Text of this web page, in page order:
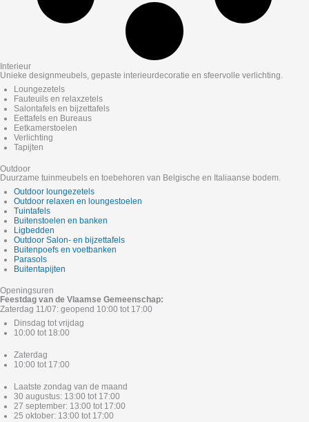
Interieur
Unieke designmeubels, gepaste interieurdecoratie en sfeervolle verlichting.
Loungezetels
Fauteuils en relaxzetels
Salontafels en bijzettafels
Eettafels en Bureaus
Eetkamerstoelen
Verlichting
Tapijten
Outdoor
Duurzame tuinmeubels en toebehoren van Belgische en Italiaanse bodem.
Outdoor loungezetels
Outdoor relaxen en loungestoelen
Tuintafels
Buitenstoelen en banken
Ligbedden
Outdoor Salon- en bijzettafels
Buitenpoefs en voetbanken
Parasols
Buitentapijten
Openingsuren
Feestdag van de Vlaamse Gemeenschap:
Zaterdag 11/07: geopend 10:00 tot 17:00
Dinsdag tot vrijdag
10:00 tot 18:00
Zaterdag
10:00 tot 17:00
Laatste zondag van de maand
30 augustus: 13:00 tot 17:00
27 september: 13:00 tot 17:00
25 oktober: 13:00 tot 17:00